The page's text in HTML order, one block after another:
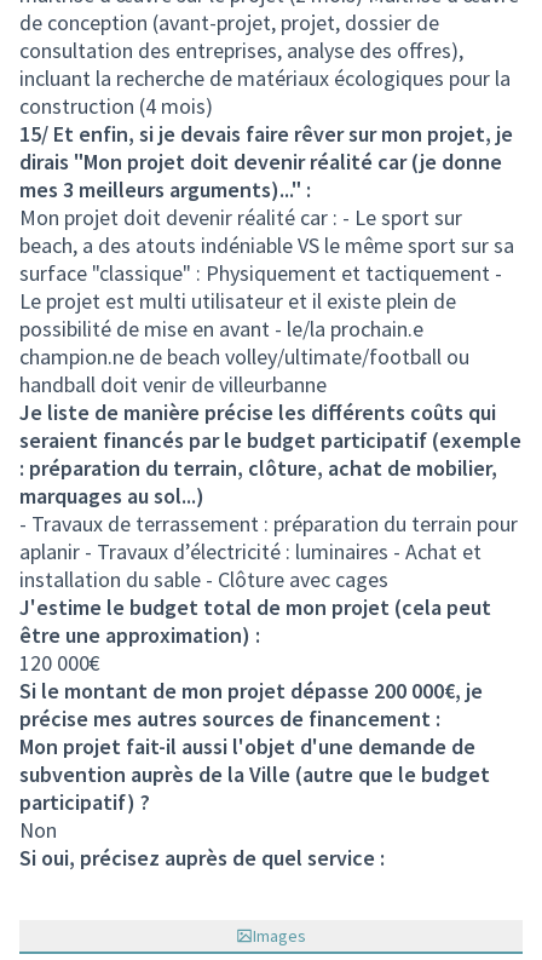
de conception (avant-projet, projet, dossier de
consultation des entreprises, analyse des offres),
incluant la recherche de matériaux écologiques pour la
construction (4 mois)
15/ Et enfin, si je devais faire rêver sur mon projet, je
dirais "Mon projet doit devenir réalité car (je donne
mes 3 meilleurs arguments)..." :
Mon projet doit devenir réalité car : - Le sport sur
beach, a des atouts indéniable VS le même sport sur sa
surface "classique" : Physiquement et tactiquement -
Le projet est multi utilisateur et il existe plein de
possibilité de mise en avant - le/la prochain.e
champion.ne de beach volley/ultimate/football ou
handball doit venir de villeurbanne
Je liste de manière précise les différents coûts qui
seraient financés par le budget participatif (exemple
: préparation du terrain, clôture, achat de mobilier,
marquages au sol...)
- Travaux de terrassement : préparation du terrain pour
aplanir - Travaux d’électricité : luminaires - Achat et
installation du sable - Clôture avec cages
J'estime le budget total de mon projet (cela peut
être une approximation) :
120 000€
Si le montant de mon projet dépasse 200 000€, je
précise mes autres sources de financement :
Mon projet fait-il aussi l'objet d'une demande de
subvention auprès de la Ville (autre que le budget
participatif) ?
Non
Si oui, précisez auprès de quel service :
Images